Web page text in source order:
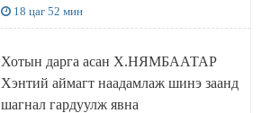
18 цаг 52 мин
Хотын дарга асан Х.НЯМБААТАР
Хэнтий аймагт наадамлаж шинэ заанд
шагнал гардуулж явна